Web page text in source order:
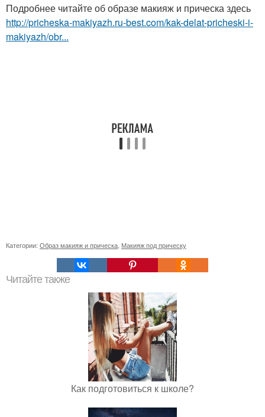
Подробнее читайте об образе макияж и прическа здесь
http://pricheska-makiyazh.ru-best.com/kak-delat-pricheski-i-
makiyazh/obr...
Категории: Образ макияж и прическа Макияж под прическу
Читайте также
Как подготовиться к школе?